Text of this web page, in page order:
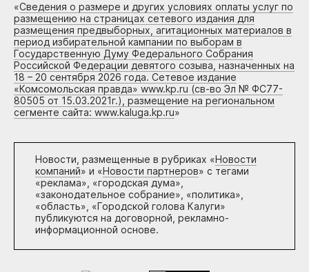
«Сведения о размере и других условиях оплаты услуг по
размещению на страницах сетевого издания для
размещения предвыборных, агитационных материалов в
период избирательной кампании по выборам в
Государственную Думу Федерального Собрания
Российской Федерации девятого созыва, назначенных на
18 – 20 сентября 2026 года. Сетевое издание
«Комсомольская правда» www.kp.ru (св-во Эл № ФС77-
80505 от 15.03.2021г.), размещение на региональном
сегменте сайта: www.kaluga.kp.ru»
Новости, размещенные в рубриках «Новости
компаний» и «Новости партнеров» с тегами
«реклама», «городская дума»,
«законодательное собрание», «политика»,
«область», «Городской голова Калуги»
публикуются на договорной, рекламно-
информационной основе.